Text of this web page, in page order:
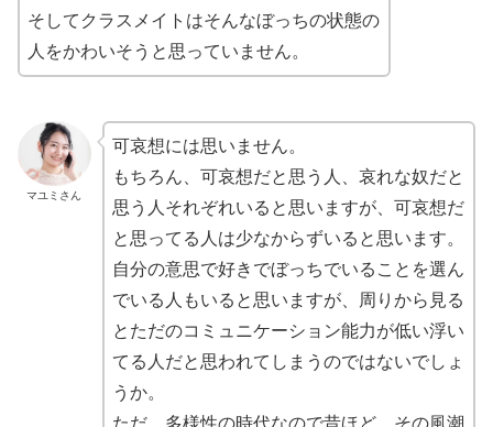
そしてクラスメイトはそんなぼっちの状態の
人をかわいそうと思っていません。
マユミさん
可哀想には思いません。
もちろん、可哀想だと思う人、哀れな奴だと
思う人それぞれいると思いますが、可哀想だ
と思ってる人は少なからずいると思います。
自分の意思で好きでぼっちでいることを選ん
でいる人もいると思いますが、周りから見る
とただのコミュニケーション能力が低い浮い
てる人だと思われてしまうのではないでしょ
うか。
ただ、多様性の時代なので昔ほど、その風潮